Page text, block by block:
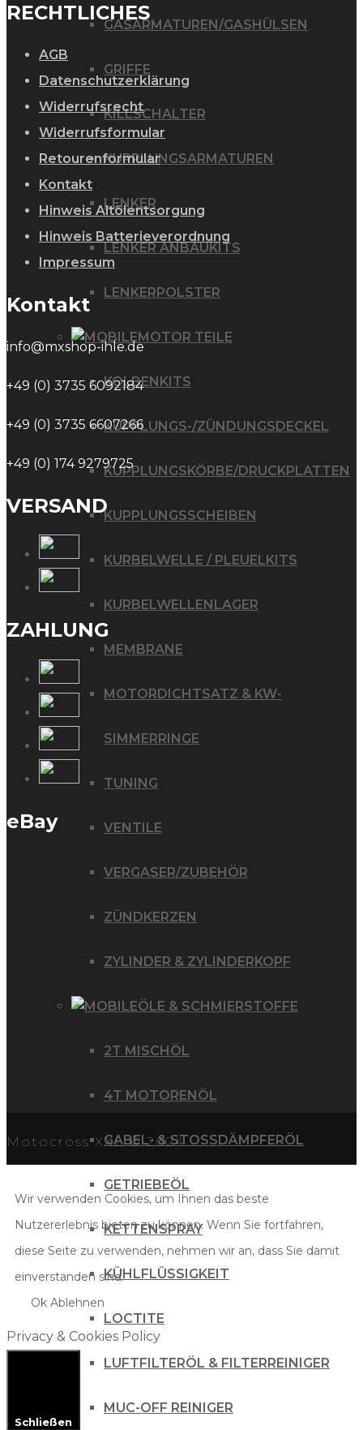
GASARMATUREN/GASHÜLSEN
GRIFFE
KILLSCHALTER
KUPPLUNGSARMATUREN
LENKER
LENKER ANBAUKITS
LENKERPOLSTER
MOTOR TEILE
KOLBENKITS
KUPPLUNGS-/ZÜNDUNGSDECKEL
KUPPLUNGSKÖRBE/DRUCKPLATTEN
KUPPLUNGSSCHEIBEN
KURBELWELLE / PLEUELKITS
KURBELWELLENLAGER
MEMBRANE
MOTORDICHTSATZ & KW-
SIMMERRINGE
TUNING
VENTILE
VERGASER/ZUBEHÖR
ZÜNDKERZEN
ZYLINDER & ZYLINDERKOPF
ÖLE & SCHMIERSTOFFE
2T MISCHÖL
4T MOTORENÖL
GABEL- & STOSSDÄMPFERÖL
GETRIEBEÖL
KETTENSPRAY
KÜHLFLÜSSIGKEIT
LOCTITE
LUFTFILTERÖL & FILTERREINIGER
MUC-OFF REINIGER
RECHTLICHES
AGB
Datenschutzerklärung
Widerrufsrecht
Widerrufsformular
Retourenformular
Kontakt
Hinweis Altölentsorgung
Hinweis Batterieverordnung
Impressum
Kontakt
info@mxshop-ihle.de
+49 (0) 3735 6092184
+49 (0) 3735 6607266
+49 (0) 174 9279725
VERSAND
ZAHLUNG
eBay
Motocross XXL © 2024
Wir verwenden Cookies, um Ihnen das beste
Nutzererlebnis bieten zu können. Wenn Sie fortfahren,
diese Seite zu verwenden, nehmen wir an, dass Sie damit
einverstanden sind.
Ok Ablehnen
Privacy & Cookies Policy
Schließen